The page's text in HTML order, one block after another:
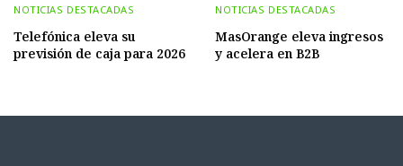
NOTICIAS DESTACADAS
Telefónica eleva su
previsión de caja para 2026
NOTICIAS DESTACADAS
MasOrange eleva ingresos
y acelera en B2B